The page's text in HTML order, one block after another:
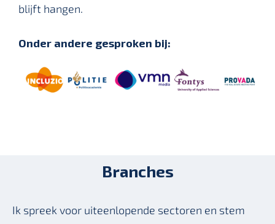
blijft hangen.
Onder andere gesproken bij:
Branches
Ik spreek voor uiteenlopende sectoren en stem